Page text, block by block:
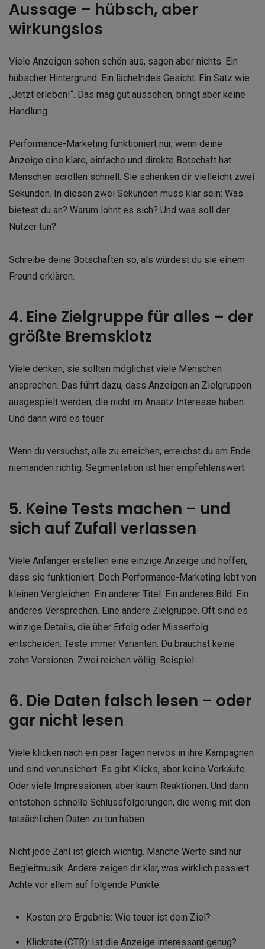
Aussage – hübsch, aber
wirkungslos
Viele Anzeigen sehen schön aus, sagen aber nichts. Ein
hübscher Hintergrund. Ein lächelndes Gesicht. Ein Satz wie
„Jetzt erleben!“. Das mag gut aussehen, bringt aber keine
Handlung.
Performance-Marketing funktioniert nur, wenn deine
Anzeige eine klare, einfache und direkte Botschaft hat.
Menschen scrollen schnell. Sie schenken dir vielleicht zwei
Sekunden. In diesen zwei Sekunden muss klar sein: Was
bietest du an? Warum lohnt es sich? Und was soll der
Nutzer tun?
Schreibe deine Botschaften so, als würdest du sie einem
Freund erklären.
4. Eine Zielgruppe für alles – der
größte Bremsklotz
Viele denken, sie sollten möglichst viele Menschen
ansprechen. Das führt dazu, dass Anzeigen an Zielgruppen
ausgespielt werden, die nicht im Ansatz Interesse haben.
Und dann wird es teuer.
Wenn du versuchst, alle zu erreichen, erreichst du am Ende
niemanden richtig. Segmentation ist hier empfehlenswert.
5. Keine Tests machen – und
sich auf Zufall verlassen
Viele Anfänger erstellen eine einzige Anzeige und hoffen,
dass sie funktioniert. Doch Performance-Marketing lebt von
kleinen Vergleichen. Ein anderer Titel. Ein anderes Bild. Ein
anderes Versprechen. Eine andere Zielgruppe. Oft sind es
winzige Details, die über Erfolg oder Misserfolg
entscheiden. Teste immer Varianten. Du brauchst keine
zehn Versionen. Zwei reichen völlig. Beispiel:
6. Die Daten falsch lesen – oder
gar nicht lesen
Viele klicken nach ein paar Tagen nervös in ihre Kampagnen
und sind verunsichert. Es gibt Klicks, aber keine Verkäufe.
Oder viele Impressionen, aber kaum Reaktionen. Und dann
entstehen schnelle Schlussfolgerungen, die wenig mit den
tatsächlichen Daten zu tun haben.
Nicht jede Zahl ist gleich wichtig. Manche Werte sind nur
Begleitmusik. Andere zeigen dir klar, was wirklich passiert.
Achte vor allem auf folgende Punkte:
Kosten pro Ergebnis: Wie teuer ist dein Ziel?
Klickrate (CTR): Ist die Anzeige interessant genug?